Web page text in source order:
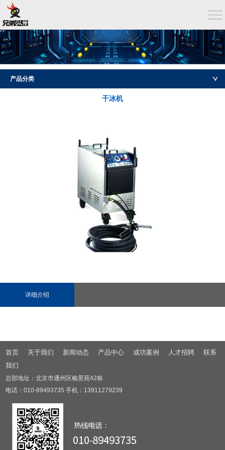
产品分类
干冰机
详细介绍
首页 关于我们 新闻动态 产品中心 成功案例 人才招聘
联系
我们
总部地址：北京市通州区榆景苑42栋
电话：010-89493735 手机：13911279239